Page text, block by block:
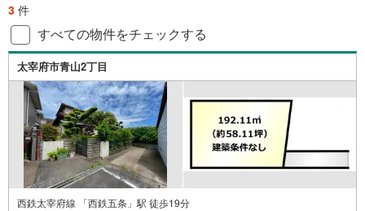
3 件
すべての物件をチェックする
太宰府市青山2丁目
西鉄太宰府線 「西鉄五条」駅 徒歩19分